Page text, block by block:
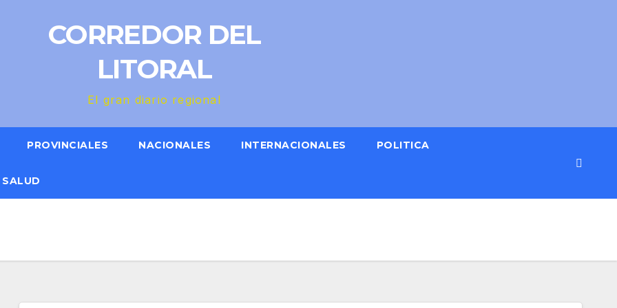
CORREDOR DEL
LITORAL
El gran diario regional
PROVINCIALES NACIONALES INTERNACIONALES POLITICA
SALUD